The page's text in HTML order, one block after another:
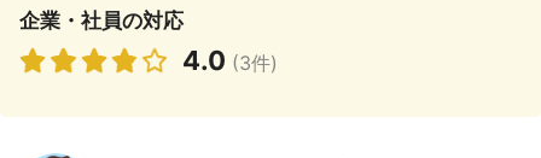
企業・社員の対応
4.0 (3件)